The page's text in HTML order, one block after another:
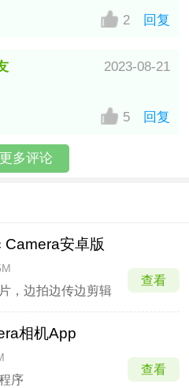
2 回复
2023-08-21
5 回复
多评论
Camera安卓版
，边拍边传边剪辑
查看
相机App
序
查看